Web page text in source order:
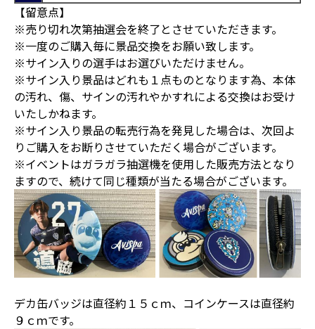
【留意点】
※売り切れ次第抽選会を終了とさせていただきます。
※一度のご購入毎に景品交換をお願い致します。
※サイン入りの選手はお選びいただけません。
※サイン入り景品はどれも１点ものとなります為、本体
の汚れ、傷、サインの汚れやかすれによる交換はお受け
いたしかねます。
※サイン入り景品の転売行為を発見した場合は、次回よ
りご購入をお断りさせていただく場合がございます。
※イベントはガラガラ抽選機を使用した販売方法となり
ますので、続けて同じ種類が当たる場合がございます。
デカ缶バッジは直径約１５ｃｍ、コインケースは直径約
９ｃｍです。